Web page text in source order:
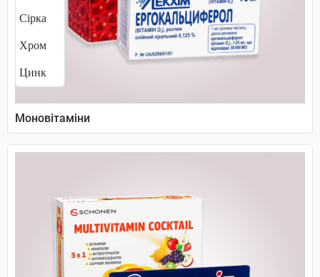
Сірка
Хром
Цинк
Моновітаміни